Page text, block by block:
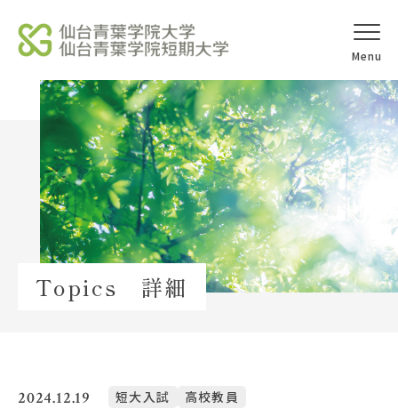
オープンキャ
ンパス
アクセス
学校法人北杜学園
Topics
イベント一覧
教職員募集
Topics 詳細
2024.12.19 短大入試 高校教員